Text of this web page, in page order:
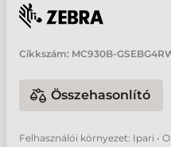
Cikkszám: MC930B-
Összehasonlító
Felhasználói környezet: Ipari •